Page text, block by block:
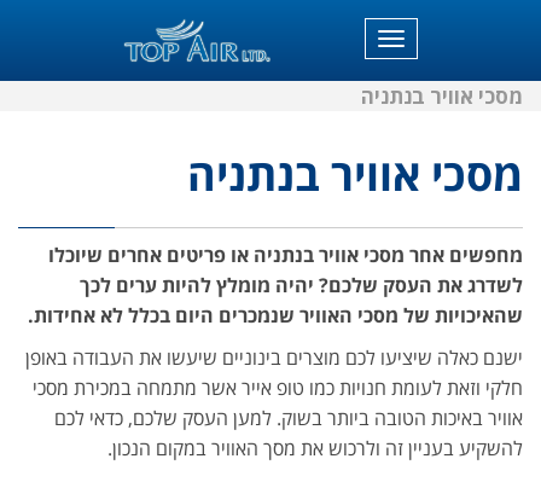
תפריט
מסכי אוויר בנתניה
מסכי אוויר בנתניה
מחפשים אחר מסכי אוויר בנתניה או פריטים אחרים שיוכלו
לשדרג את העסק שלכם? יהיה מומלץ להיות ערים לכך
שהאיכויות של מסכי האוויר שנמכרים היום בכלל לא אחידות.
ישנם כאלה שיציעו לכם מוצרים בינוניים שיעשו את העבודה באופן
חלקי וזאת לעומת חנויות כמו טופ אייר אשר מתמחה במכירת מסכי
אוויר באיכות הטובה ביותר בשוק. למען העסק שלכם, כדאי לכם
להשקיע בעניין זה ולרכוש את מסך האוויר במקום הנכון.